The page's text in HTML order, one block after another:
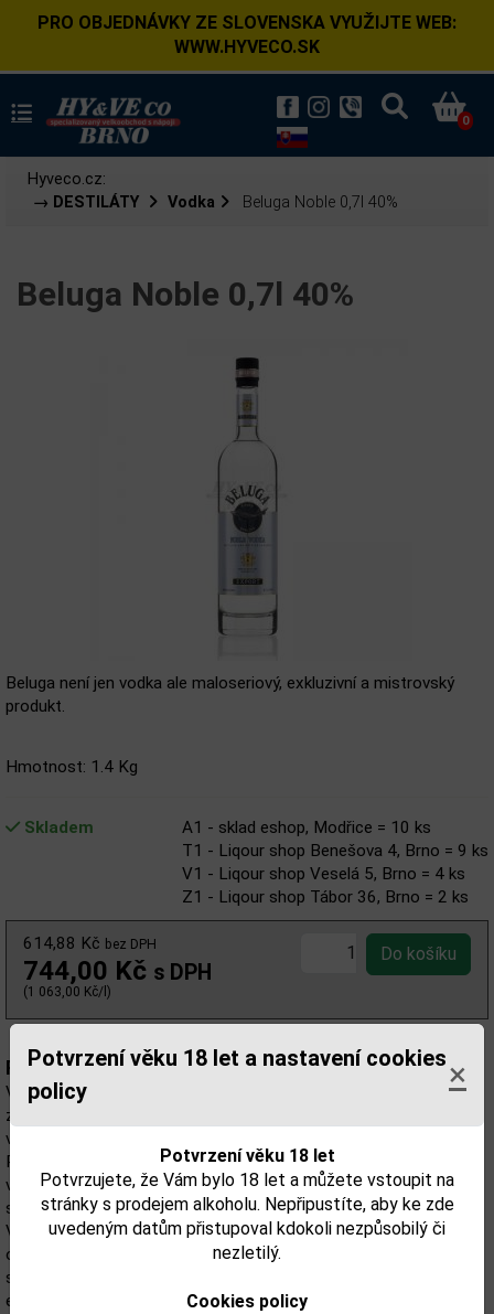
Potvrzení věku 18 let a nastavení cookies
policy
×
Potvrzení věku 18 let
Potvrzujete, že Vám bylo 18 let a můžete vstoupit na
stránky s prodejem alkoholu. Nepřipustíte, aby ke zde
uvedeným datům přistupoval kdokoli nezpůsobilý či
nezletilý.
Cookies policy
PRO OBJEDNÁVKY ZE SLOVENSKA VYUŽIJTE WEB:
WWW.HYVECO.SK
0
Hyveco.cz:
→ DESTILÁTY
Vodka Beluga Noble 0,7l 40%
Beluga Noble 0,7l 40%
Beluga není jen vodka ale maloseriový, exkluzivní a mistrovský
produkt.
Hmotnost: 1.4 Kg
Skladem
A1 - sklad eshop, Modřice = 10 ks
T1 - Liqour shop Benešova 4, Brno = 9 ks
V1 - Liqour shop Veselá 5, Brno = 4 ks
Z1 - Liqour shop Tábor 36, Brno = 2 ks
614,88 Kč bez DPH
744,00 Kč s DPH
(1 063,00 Kč/l)
Popis:
Vodka Beluga je mistrovské dílo ve výrobě vodky. Vyžaduje
zvláštní technologický proces ve vytváření tohoto výrobku, dále
velké množství ruční práce a pečlivé zpracování každého prvku.
Recept na Beluga Vodku je jedinečný a velmi složitý. Proces
výroby této vodky trvá až tři měsíce. Při výrobě je používáno
sladových enzymů, které pomáhají výrazně zlepšit chuť Beluga.
Vodka Beluga je zpracována málosériově, produkuje se pouze
omezené množství. Vodka Beluga je plněna do láhví až poté, co
se naplno usadí a nabyde celistvosti chutě. Jedná se proto o
exkluzivní produkt.